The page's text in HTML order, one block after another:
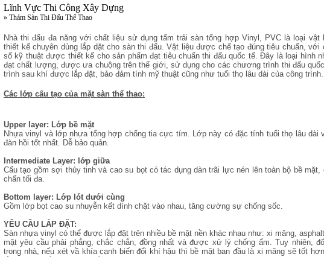
Lĩnh Vực Thi Công Xây Dựng
» Thảm Sàn Thi Đấu Thể Thao
Nhà thi đấu đa năng với chất liệu sử dụng tấm trải sàn tổng hợp Vinyl, PVC là loại vật
thiết kế chuyên dùng lắp dặt cho sàn thi đấu. Vật liệu được chế tạo đúng tiêu chuẩn, với
số kỹ thuật được thiết kế cho sản phẩm đạt tiêu chuẩn thi đấu quốc tế. Đây là loại hình
đạt chất lượng, được ưa chuộng trên thế giới, sử dụng cho các chương trình thi đấu
trình sau khí được lắp đặt, bảo đảm tính mỹ thuật cũng như tuổi thọ lâu dài của công trình.
Các lớp cấu tạo của mặt sàn thể thao:
Upper layer: Lớp bề mặt
Nhựa vinyl và lớp nhựa tổng hợp chống tia cực tím. Lớp này có đặc tính tuổi thọ lâu dài
đàn hồi tốt nhất. Dễ bảo quản.
Intermediate Layer: lớp giữa
Cấu tạo gồm sợi thủy tinh và cao su bọt có tác dụng dàn trãi lực nén lên toàn bộ bề mặt,
chấn tối đa.
Bottom layer: Lớp lót dưới cùng
Gồm lớp bọt cao su nhuyễn kết dính chặt vào nhau, tăng cường sự chống sốc.
YÊU CẦU LẮP ĐẶT:
Sàn nhựa vinyl có thể được lắp đặt trên nhiều bề mặt nền khác nhau như: xi măng,
mặt yêu cầu phải phẳng, chắc chắn, đồng nhất và được xử lý chống ẩm. Tuy nhiên,
trong nhà, nếu xét vầ khía cạnh biến đổi khí hậu thì bề mặt ban đầu là xi măng sẽ tốt